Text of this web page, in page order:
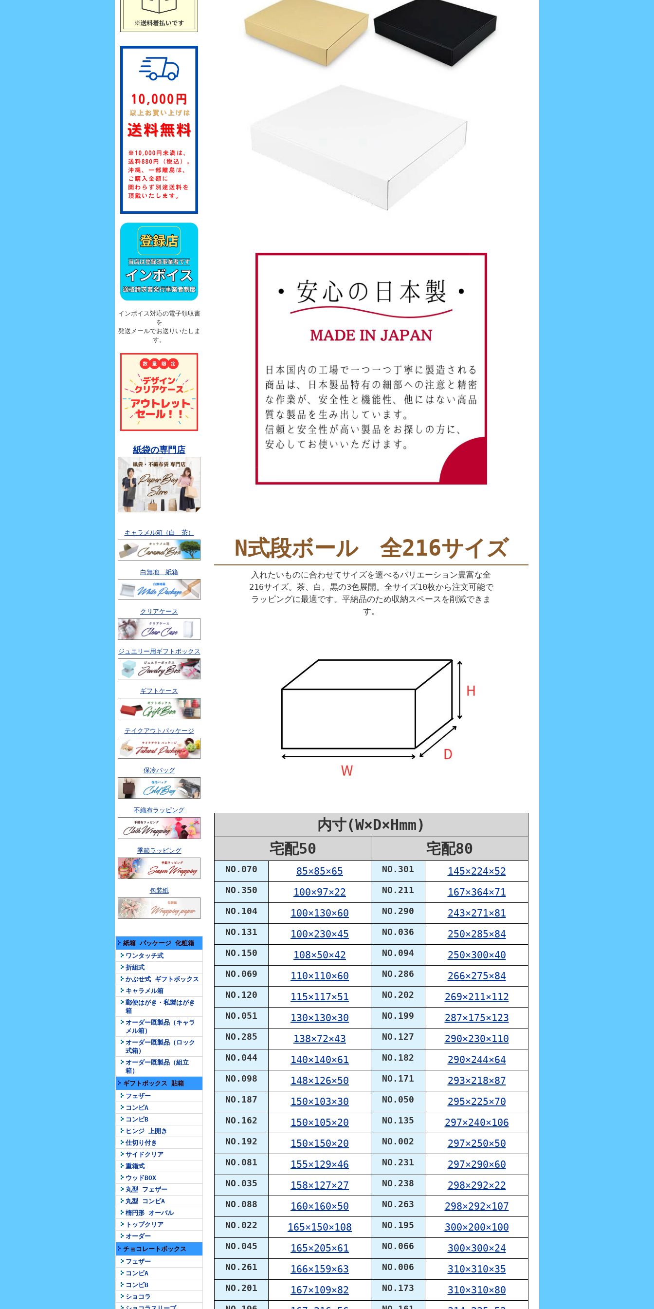
インボイス対応の電子領収書
を
発送メールでお送りいたしま
す。
紙袋の専門店
キャラメル箱（白 茶）
白無地 紙箱
クリアケース
ジュエリー用ギフトボックス
ギフトケース
テイクアウトパッケージ
保冷バッグ
不織布ラッピング
季節ラッピング
包装紙
紙箱 パッケージ 化粧箱
ワンタッチ式
折組式
かぶせ式 ギフトボックス
キャラメル箱
郵便はがき・私製はがき
箱
オーダー既製品（キャラ
メル箱）
オーダー既製品（ロック
式箱）
オーダー既製品（組立
箱）
ギフトボックス 貼箱
フェザー
コンビA
コンビB
ヒンジ 上開き
仕切り付き
サイドクリア
重箱式
ウッドBOX
丸型 フェザー
丸型 コンビA
楕円形 オーバル
トップクリア
オーダー
チョコレートボックス
フェザー
コンビA
コンビB
ショコラ
N式段ボール 全216サイズ
入れたいものに合わせてサイズを選べるバリエーション豊富な全
216サイズ。茶、白、黒の3色展開。全サイズ10枚から注文可能で
ラッピングに最適です。平納品のため収納スペースを削減できま
す。
内寸(W×D×Hmm)
宅配50
宅配80
NO.070 85×85×65 NO.301 145×224×52
NO.350 100×97×22 NO.211 167×364×71
NO.104 100×130×60 NO.290 243×271×81
NO.131 100×230×45 NO.036 250×285×84
NO.150 108×50×42 NO.094 250×300×40
NO.069 110×110×60 NO.286 266×275×84
NO.120 115×117×51 NO.202 269×211×112
NO.051 130×130×30 NO.199 287×175×123
NO.285 138×72×43 NO.127 290×230×110
NO.044 140×140×61 NO.182 290×244×64
NO.098 148×126×50 NO.171 293×218×87
NO.187 150×103×30 NO.050 295×225×70
NO.162 150×105×20 NO.135 297×240×106
NO.192 150×150×20 NO.002 297×250×50
NO.081 155×129×46 NO.231 297×290×60
NO.035 158×127×27 NO.238 298×292×22
NO.088 160×160×50 NO.263 298×292×107
NO.022 165×150×108 NO.195 300×200×100
NO.045 165×205×61 NO.066 300×300×24
NO.261 166×159×63 NO.006 310×310×35
NO.201 167×109×82 NO.173 310×310×80